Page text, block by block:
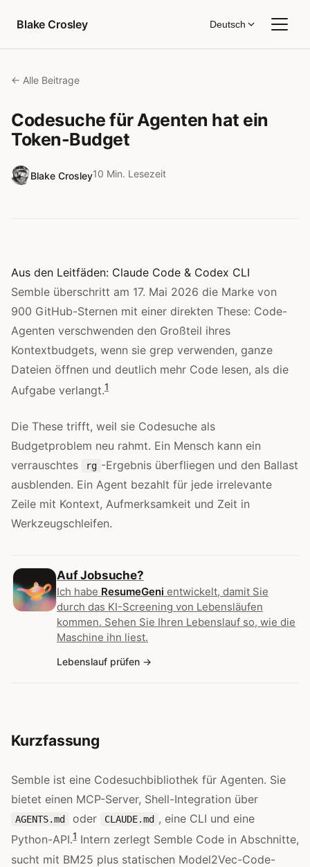
Blake Crosley
Deutsch
← Alle Beitrage
Codesuche für Agenten hat ein
Token-Budget
Blake Crosley10 Min. Lesezeit
Aus den Leitfäden: Claude Code & Codex CLI
Semble überschritt am 17. Mai 2026 die Marke von
900 GitHub-Sternen mit einer direkten These: Code-
Agenten verschwenden den Großteil ihres
Kontextbudgets, wenn sie grep verwenden, ganze
Dateien öffnen und deutlich mehr Code lesen, als die
Aufgabe verlangt.1
Die These trifft, weil sie Codesuche als
Budgetproblem neu rahmt. Ein Mensch kann ein
verrauschtes
rg -Ergebnis überfliegen und den Ballast
ausblenden. Ein Agent bezahlt für jede irrelevante
Zeile mit Kontext, Aufmerksamkeit und Zeit in
Werkzeugschleifen.
Auf Jobsuche?
Ich habe ResumeGeni entwickelt, damit Sie
durch das KI-Screening von Lebensläufen
kommen. Sehen Sie Ihren Lebenslauf so, wie die
Maschine ihn liest.
Lebenslauf prüfen
Kurzfassung
Semble ist eine Codesuchbibliothek für Agenten. Sie
bietet einen MCP-Server, Shell-Integration über
AGENTS.md oder CLAUDE.md , eine CLI und eine
Python-API.1 Intern zerlegt Semble Code in Abschnitte,
sucht mit BM25 plus statischen Model2Vec-Code-